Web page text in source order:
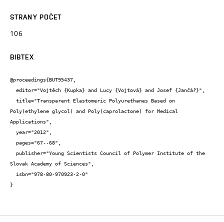
STRANY POČET
106
BIBTEX
@proceedings{BUT95437,
Poly(ethylene glycol) and Poly(caprolactone) for Medical
Applications",
Slovak Academy of Sciences",
}